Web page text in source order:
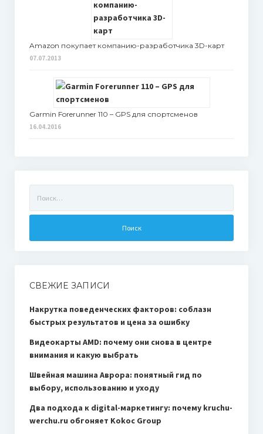
Amazon покупает компанию-разработчика 3D-карт
07.07.2013
Garmin Forerunner 110 – GPS для спортсменов
16.04.2016
СВЕЖИЕ ЗАПИСИ
Накрутка поведенческих факторов: соблазн
быстрых результатов и цена за ошибку
Видеокарты AMD: почему они снова в центре
внимания и какую выбрать
Швейная машина Аврора: понятный гид по
выбору, использованию и уходу
Два подхода к digital-маркетингу: почему kruchu-
werchu.ru обгоняет Kokoc Group